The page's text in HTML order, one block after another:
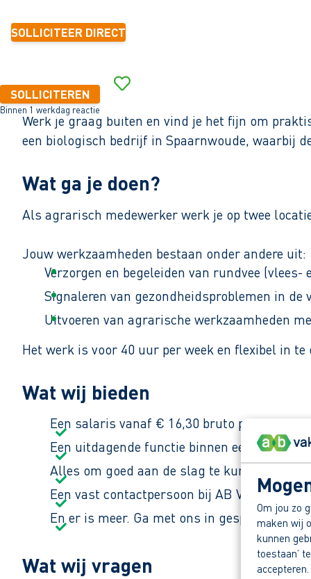
Om jou zo
maken wij
kunnen
toestaan’
SOLLICITEER DIRECT
SOLLICITEREN
Binnen 1 werkdag reactie
Werk je graag buiten en vind je het fijn om
een biologisch bedrijf in Spaarnwoude, waarbij
Wat ga je doen?
Als agrarisch medewerker werk je op twee
Jouw werkzaamheden bestaan onder andere uit:
Verzorgen en begeleiden van rundvee (vlees-
Signaleren van gezondheidsproblemen in de
Uitvoeren van agrarische werkzaamheden
Het werk is voor 40 uur per week en flexibel in
Wat wij bieden
Een salaris vanaf € 16,30 bruto per uur
Een uitdagende functie binnen een klein en
Alles om goed aan de slag te kunnen zoals
Een vast contactpersoon bij AB Vakwerk
En er is meer. Ga met ons in gesprek en
Wat wij vragen